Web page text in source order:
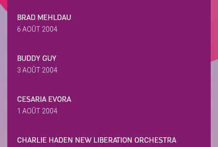
BRAD MEHLDAU
6 AOÛT 2004
BUDDY GUY
3 AOÛT 2004
CESARIA EVORA
1 AOÛT 2004
CHARLIE HADEN NEW LIBERATION ORCHESTRA